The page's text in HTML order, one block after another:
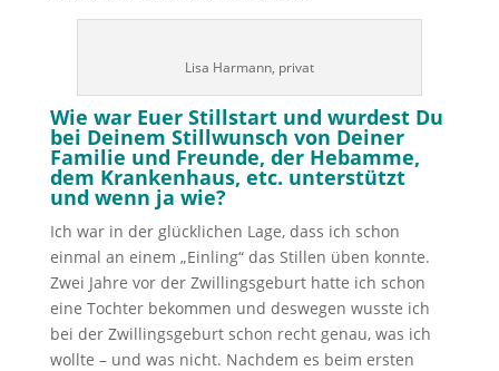
Lisa Harmann, privat
Wie war Euer Stillstart und wurdest Du
bei Deinem Stillwunsch von Deiner
Familie und Freunde, der Hebamme,
dem Krankenhaus, etc. unterstützt
und wenn ja wie?
Ich war in der glücklichen Lage, dass ich schon
einmal an einem „Einling“ das Stillen üben konnte.
Zwei Jahre vor der Zwillingsgeburt hatte ich schon
eine Tochter bekommen und deswegen wusste ich
bei der Zwillingsgeburt schon recht genau, was ich
wollte – und was nicht. Nachdem es beim ersten